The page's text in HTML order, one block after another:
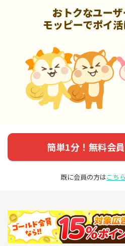
おトクなユーザ
モッピーでポイ活
簡単1分！無料会
既に会員の方はこち